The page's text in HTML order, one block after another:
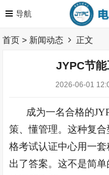
首页 > 新闻动态 正文
JYPC节
2026-06-01
成为一名合格的
策、懂管理。这种复
格考试认证中心用一
出了答案。这不是简